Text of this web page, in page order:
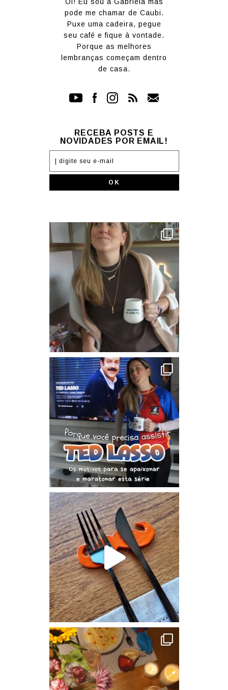
Oi! Eu sou a Gabriela mas
pode me chamar de Caubi.
Puxe uma cadeira, pegue
seu café e fique à vontade.
Porque as melhores
lembranças começam dentro
de casa.
RECEBA POSTS E
NOVIDADES POR EMAIL!